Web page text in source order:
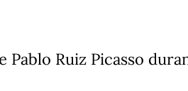
Pablo Ruiz Picasso